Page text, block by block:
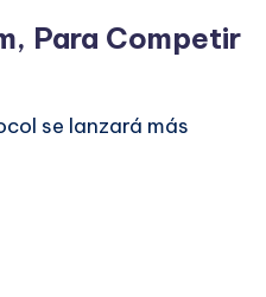
Para Competir
se lanzará más